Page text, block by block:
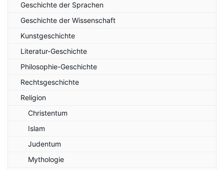
Geschichte der Sprachen
Geschichte der Wissenschaft
Kunstgeschichte
Literatur-Geschichte
Philosophie-Geschichte
Rechtsgeschichte
Religion
Christentum
Islam
Judentum
Mythologie